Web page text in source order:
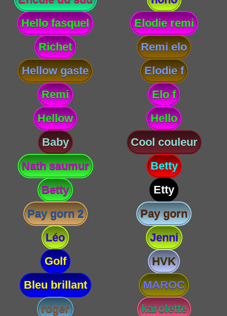
Hello fasquel
Elodie remi
Richet
Remi elo
Hellow gaste
Elodie f
Remi
Elo f
Hellow
Hello
Baby
Cool couleur
Nath saumur
Betty
Betty
Etty
Pay gorn 2
Pay gorn
Léo
Jenni
Golf
HVK
Bleu brillant
MAROC
roger
karolette